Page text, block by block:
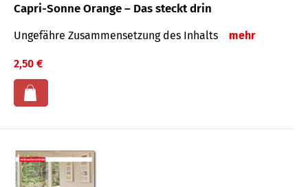
Capri-Sonne Orange – Das steckt drin
Ungefähre Zu­sammen­setzung des Inhalts mehr
2,50 €